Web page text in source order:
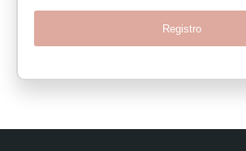
Registro